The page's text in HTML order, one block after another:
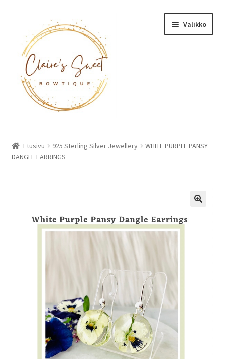
navigointiin
sisältöön
Valikko
Tuotteet
Etusivu 925 Sterling Silver Jewellery
WHITE PURPLE PANSY
DANGLE EARRINGS